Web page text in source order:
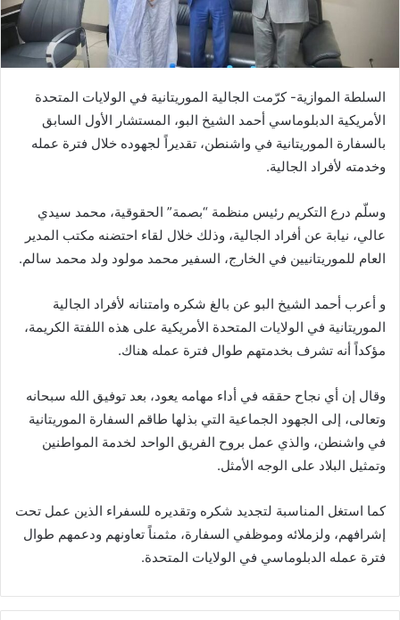
السلطة الموازية- كرّمت الجالية الموريتانية في الولايات المتحدة
الأمريكية الدبلوماسي أحمد الشيخ البو، المستشار الأول السابق
بالسفارة الموريتانية في واشنطن، تقديراً لجهوده خلال فترة عمله
وخدمته لأفراد الجالية.
وسلّم درع التكريم رئيس منظمة “بصمة” الحقوقية، محمد سيدي
عالي، نيابة عن أفراد الجالية، وذلك خلال لقاء احتضنه مكتب المدير
العام للموريتانيين في الخارج، السفير محمد مولود ولد محمد سالم.
و أعرب أحمد الشيخ البو عن بالغ شكره وامتنانه لأفراد الجالية
الموريتانية في الولايات المتحدة الأمريكية على هذه اللفتة الكريمة،
مؤكداً أنه تشرف بخدمتهم طوال فترة عمله هناك.
وقال إن أي نجاح حققه في أداء مهامه يعود، بعد توفيق الله سبحانه
وتعالى، إلى الجهود الجماعية التي بذلها طاقم السفارة الموريتانية
في واشنطن، والذي عمل بروح الفريق الواحد لخدمة المواطنين
وتمثيل البلاد على الوجه الأمثل.
كما استغل المناسبة لتجديد شكره وتقديره للسفراء الذين عمل تحت
إشرافهم، ولزملائه وموظفي السفارة، مثمناً تعاونهم ودعمهم طوال
فترة عمله الدبلوماسي في الولايات المتحدة.